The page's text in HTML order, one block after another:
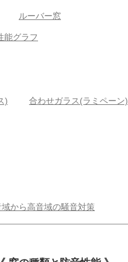
ルーバー窓
能グラフ
) 合わせガラス(ラミペーン)
から高音域の騒音対策